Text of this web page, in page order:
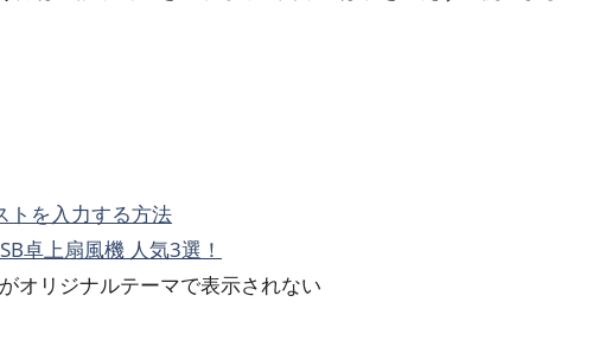
トを入力する方法
卓上扇風機 人気3選！
オリジナルテーマで表示されない